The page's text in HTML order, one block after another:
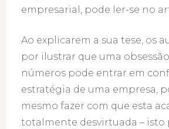
empresarial, pode ler-se no
Ao explicarem a sua tese, os
por ilustrar que uma
números pode entrar em
estratégia de uma empresa,
mesmo fazer com que esta
totalmente desvirtuada – isto